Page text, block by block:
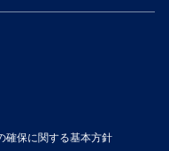
確保に関する基本方針